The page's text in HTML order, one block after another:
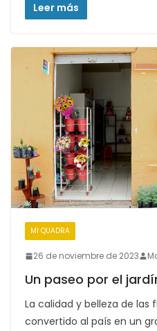
Leer más
MI QUADRA
26 de noviembre de 2023
Un paseo por el
La calidad y belleza de las
convertido al país en un